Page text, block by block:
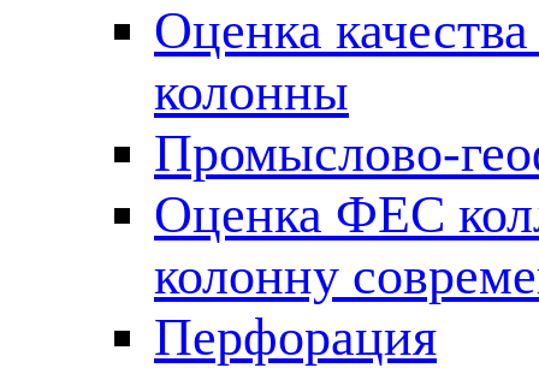
Оценка
колонны
Промыслово-
Оценка ФЕС
колонну
Перфорация